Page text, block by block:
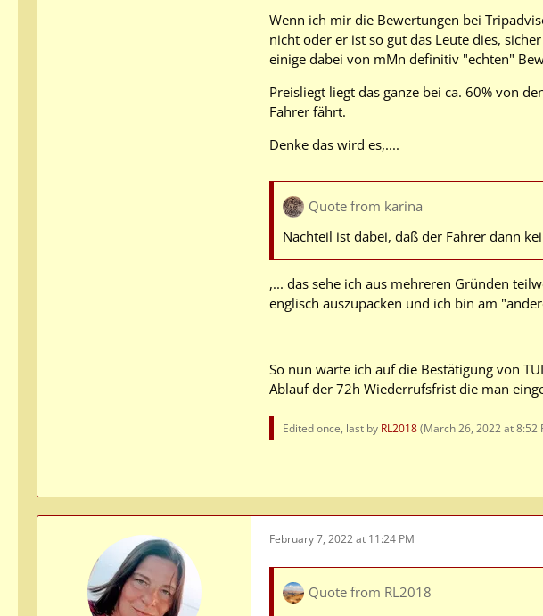
Wenn ich mir die Bewertungen bei
nicht oder er ist so gut das Leute dies,
einige dabei von mMn definitiv "echten"
Preisliegt liegt das ganze bei ca. 60% von
Fahrer fährt.
Denke das wird es,....
Quote from karina
Nachteil ist dabei, daß der Fahrer dann
,... das sehe ich aus mehreren Gründen
englisch auszupacken und ich bin am
So nun warte ich auf die Bestätigung von
Ablauf der 72h Wiederrufsfrist die man
Edited once, last by RL2018(March 26, 2022 at 8:52
February 7, 2022 at 11:24 PM
Quote from RL2018